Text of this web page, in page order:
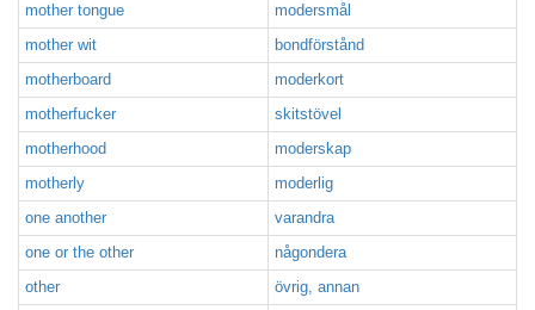
mother tongue
modersmål
mother wit
bondförstånd
motherboard
moderkort
motherfucker
skitstövel
motherhood
moderskap
motherly
moderlig
one another
varandra
one or the other
någondera
other
övrig, annan